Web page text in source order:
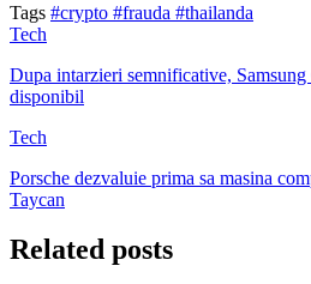
Tags #crypto #frauda #thailanda
Tech
Dupa intarzieri semnificative,
disponibil
Tech
Porsche dezvaluie prima sa masina
Taycan
Related posts